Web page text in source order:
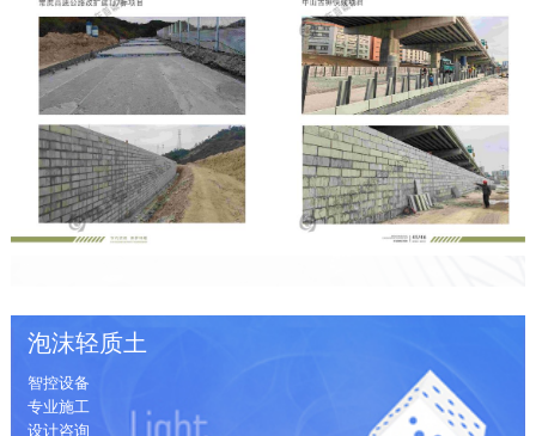
泡沫轻质土
智控设备
专业施工
设计咨询